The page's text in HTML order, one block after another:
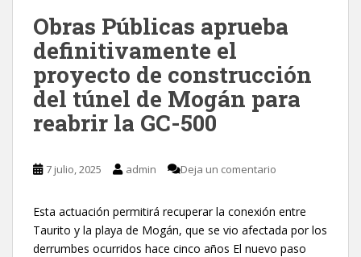
Obras Públicas aprueba
definitivamente el
proyecto de construcción
del túnel de Mogán para
reabrir la GC-500
7 julio, 2025 admin Deja un comentario
Esta actuación permitirá recuperar la conexión entre
Taurito y la playa de Mogán, que se vio afectada por los
derrumbes ocurridos hace cinco años El nuevo paso